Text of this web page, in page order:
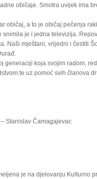
običaje. Smotra uvijek ima
običaj, a to je običaj pečenja
je i jedna televizija.
Naši mještani, vrijedni i čestiti
generaciji koja svojim radom,
te uz pomoć svih članova
Stanislav Čamagajevac
je na djelovanju Kulturno